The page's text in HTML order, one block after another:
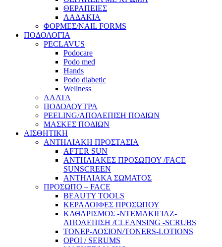
ΘΕΡΑΠΕΙΕΣ
ΛΑΔΑΚΙΑ
ΦΟΡΜΕΣ/NAIL FORMS
ΠΟΔΟΛΟΓΙΑ
PECLAVUS
Podocare
Podo med
Hands
Podo diabetic
Wellness
ΑΛΑΤΑ
ΠΟΔΟΛΟΥΤΡΑ
PEELING/ΑΠΟΛΕΠΙΣΗ ΠΟΔΙΩΝ
ΜΑΣΚΕΣ ΠΟΔΙΩΝ
ΑΙΣΘΗΤΙΚΗ
ΑΝΤΗΛΙΑΚΗ ΠΡΟΣΤΑΣΙΑ
AFTER SUN
ΑΝΤΗΛΙΑΚΕΣ ΠΡΟΣΩΠΟΥ /FACE
SUNSCREEN
ΑΝΤΗΛΙΑΚΑ ΣΩΜΑΤΟΣ
ΠΡΟΣΩΠΟ – FACE
BEAUTY TOOLS
ΚΕΡΑΛΟΙΦΕΣ ΠΡΟΣΩΠΟΥ
ΚΑΘΑΡΙΣΜΟΣ -ΝΤΕΜΑΚΙΓΙΑΖ-
ΑΠΟΛΕΠΙΣΗ /CLEANSING -SCRUBS
ΤΟΝΕΡ-ΛΟΣΙΟΝ/TONERS-LOTIONS
ΟΡΟΙ / SERUMS